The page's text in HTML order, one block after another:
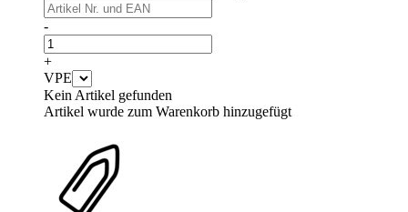
-
+
VPE
Kein Artikel gefunden
Artikel wurde zum Warenkorb hinzugefügt